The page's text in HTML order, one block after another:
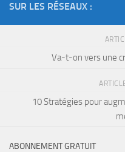
SUR LES RÉSEAUX :
Va-t-on vers une
10 Stratégies pour
ABONNEMENT GRATUIT